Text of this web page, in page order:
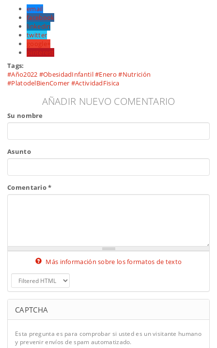
email
facebook
linkedin
twitter
google+
pinterest
Tags:
#Año2022 #ObesidadInfantil #Enero #Nutrición
#PlatodelBienComer #ActividadFisica
AÑADIR NUEVO COMENTARIO
Su nombre
Asunto
Comentario*
Más información sobre los formatos de texto
CAPTCHA
Esta pregunta es para comprobar si usted es un visitante humano
y prevenir envíos de spam automatizado.